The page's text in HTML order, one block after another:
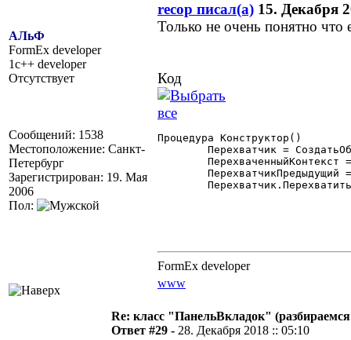
АЛьФ
FormEx developer
1c++ developer
Отсутствует
Сообщений: 1538
Местоположение: Санкт-
Петербург
Зарегистрирован: 19. Мая
2006
Пол:
recop писал(а) 15. Декабря
Только не очень понятно
Код
Процедура Конструктор()
FormEx developer
www
Re: класс "ПанельВкладок"
Ответ #29 - 28. Декабря 2018 :: 05:10